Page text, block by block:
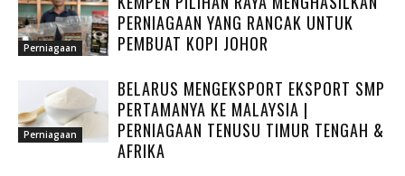
Perniagaan
PERNIAGAAN YANG RANCAK UNTUK
PEMBUAT KOPI JOHOR
Perniagaan
BELARUS MENGEKSPORT EKSPORT SMP
PERTAMANYA KE MALAYSIA |
PERNIAGAAN TENUSU TIMUR TENGAH &
AFRIKA